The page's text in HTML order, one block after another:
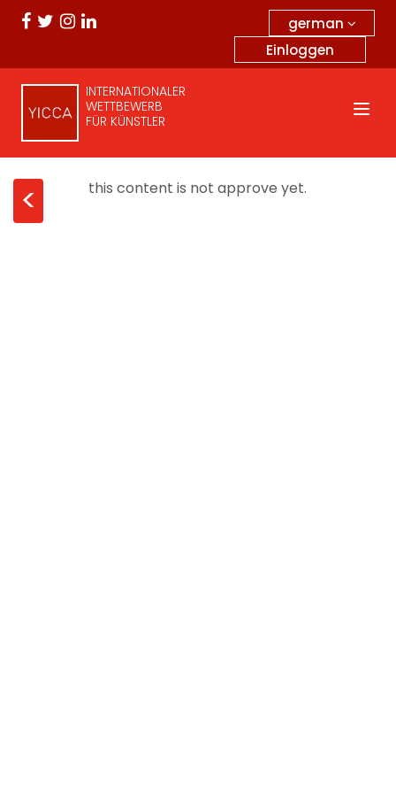
german
Einloggen
INTERNATIONALER
WETTBEWERB
FÜR KÜNSTLER
< this content is not approve yet.